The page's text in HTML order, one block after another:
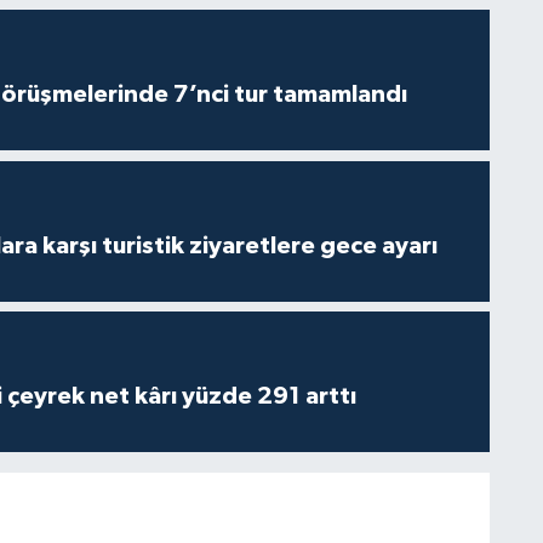
7’nci tur tamamlandı
karşı turistik ziyaretlere gece ayarı
çeyrek net kârı yüzde 291 arttı